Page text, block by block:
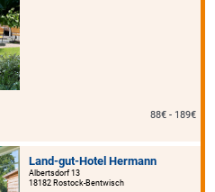
88€ - 189€
Land-gut-Hotel Hermann
Albertsdorf 13
18182 Rostock-Bentwisch